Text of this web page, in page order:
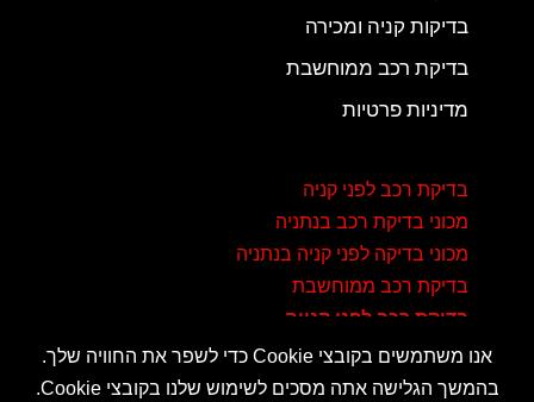
בדיקות קניה ומכירה
בדיקת רכב ממוחשבת
מדיניות פרטיות
בדיקת רכב לפני קניה
מכוני בדיקת רכב בנתניה
מכוני בדיקה לפני קניה בנתניה
בדיקת רכב ממוחשבת
בדיקת רכב לפני קנייה
אנו משתמשים בקובצי Cookie כדי לשפר את החוויה שלך.
בהמשך הגלישה אתה מסכים לשימוש שלנו בקובצי Cookie.